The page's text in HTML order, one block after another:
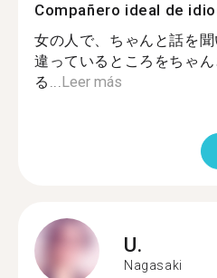
Compañero ideal de
女の人で、ちゃんと話を
違っているところをちゃ
る...Leer más
U.
Nagasaki